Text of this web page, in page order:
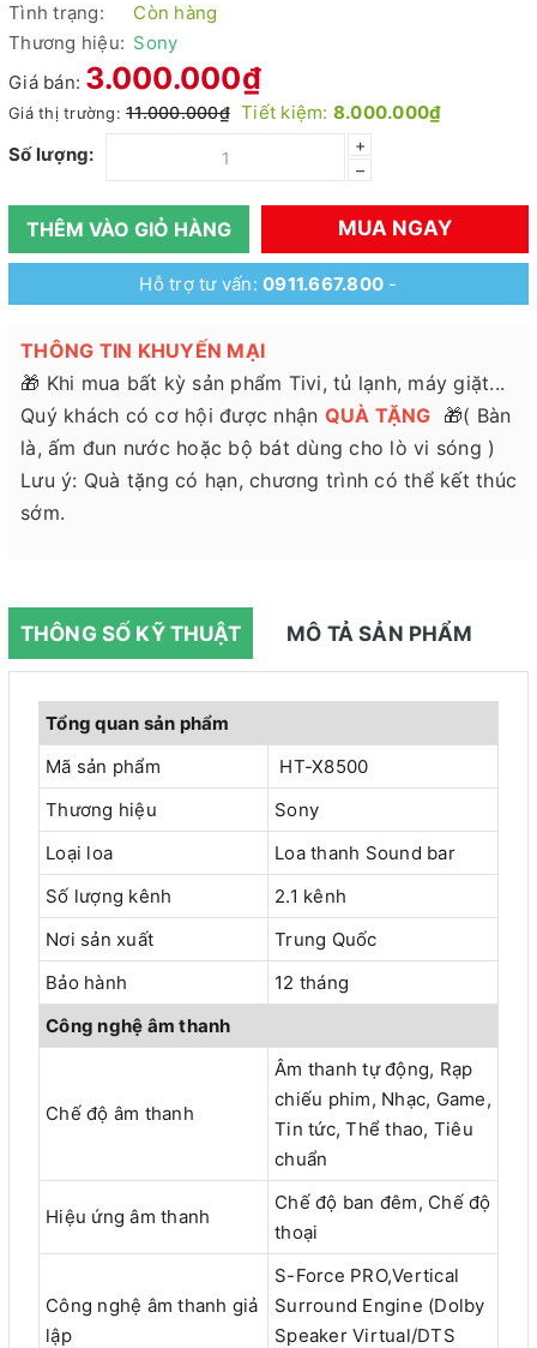
Tình trạng:
Còn hàng
Thương hiệu: Sony
Giá bán: 3.000.000₫
Giá thị trường: 11.000.000₫ Tiết kiệm: 8.000.000₫
Số lượng:
+
–
THÊM VÀO GIỎ HÀNG MUA NGAY
Hỗ trợ tư vấn:0911.667.800 -
THÔNG TIN KHUYẾN MẠI
🎁 Khi mua bất kỳ sản phẩm Tivi, tủ lạnh, máy giặt...
Quý khách có cơ hội được nhận QUÀ TẶNG 🎁( Bàn
là, ấm đun nước hoặc bộ bát dùng cho lò vi sóng )
Lưu ý: Quà tặng có hạn, chương trình có thể kết thúc
sớm.
THÔNG SỐ KỸ THUẬT MÔ TẢ SẢN PHẨM
Tổng quan sản phẩm
Mã sản phẩm
HT-X8500
Thương hiệu
Sony
Loại loa
Loa thanh Sound bar
Số lượng kênh
2.1 kênh
Nơi sản xuất
Trung Quốc
Bảo hành
12 tháng
Công nghệ âm thanh
Chế độ âm thanh
Âm thanh tự động, Rạp
chiếu phim, Nhạc, Game,
Tin tức, Thể thao, Tiêu
chuẩn
Hiệu ứng âm thanh
Chế độ ban đêm, Chế độ
thoại
Công nghệ âm thanh giả
lập
S-Force PRO,Vertical
Surround Engine (Dolby
Speaker Virtual/DTS